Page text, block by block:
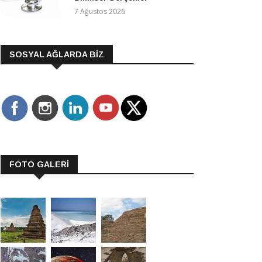
7 Ağustos 2026
SOSYAL AĞLARDA BİZ
FOTO GALERİ